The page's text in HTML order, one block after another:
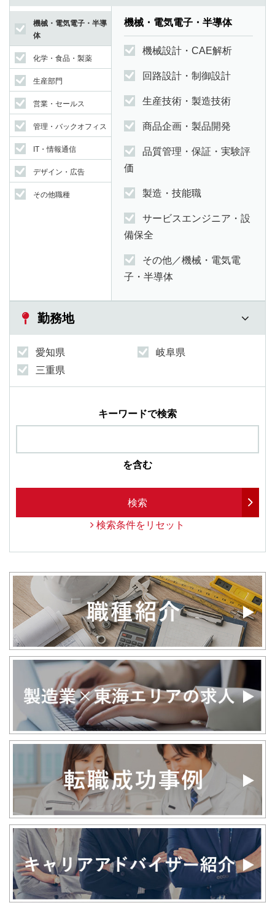
機械・電気電子・半導
体
化学・食品・製薬
生産部門
営業・セールス
管理・バックオフィス
IT・情報通信
デザイン・広告
その他職種
機械・電気電子・半導体
機械設計・CAE解析
回路設計・制御設計
生産技術・製造技術
商品企画・製品開発
品質管理・保証・実験評
価
製造・技能職
サービスエンジニア・設
備保全
その他／機械・電気電
子・半導体
勤務地
愛知県
岐阜県
三重県
キーワードで検索
を含む
検索
検索条件をリセット